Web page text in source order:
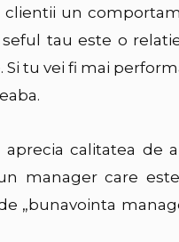
un
tau este o
tu vei fi mai
calitatea de
manager care
„bunavointa